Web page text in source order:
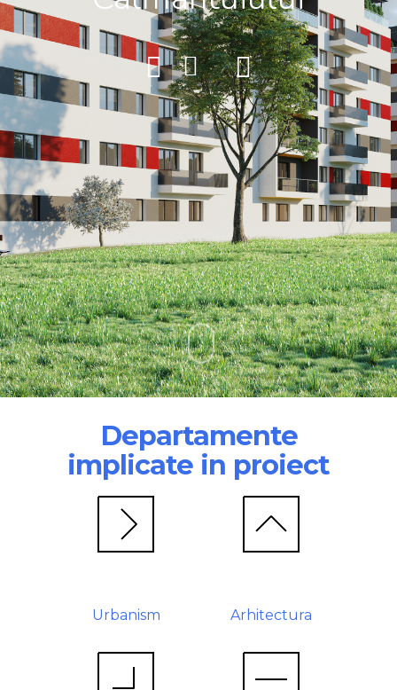
Departamente
implicate in proiect
Urbanism Arhitectura